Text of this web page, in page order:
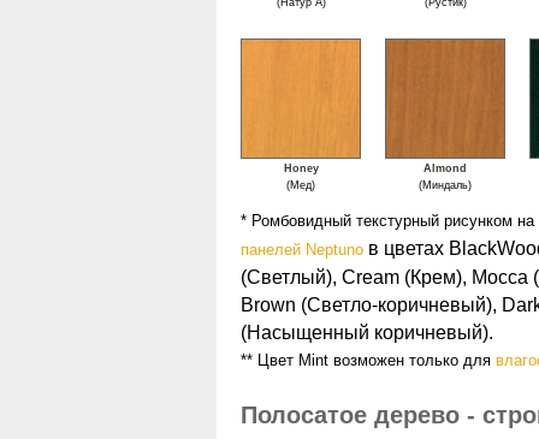
(Натур А)
(Рустик)
Honey
(Мед)
Almond
(Миндаль)
* Ромбовидный текстурный рисунком
панелей Neptuno в цветах
(Светлый), Cream (Крем), Mocca
Brown (Светло-коричневый),
(Насыщенный коричневый).
** Цвет Mint возможен только для
Полосатое дерево -